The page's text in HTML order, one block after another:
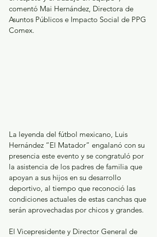
comentó Mai Hernández, Directora de
Asuntos Públicos e Impacto Social de PPG
Comex.
La leyenda del fútbol mexicano, Luis
Hernández “El Matador” engalanó con su
presencia este evento y se congratuló por
la asistencia de los padres de familia que
apoyan a sus hijos en su desarrollo
deportivo, al tiempo que reconoció las
condiciones actuales de estas canchas que
serán aprovechadas por chicos y grandes.
El Vicepresidente y Director General de